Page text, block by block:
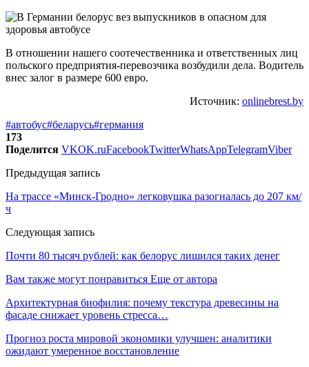
В отношении нашего соотечественника и ответственных лиц
польского предприятия-перевозчика возбудили дела. Водитель
внес залог в размере 600 евро.
Источник: onlinebrest.by
#автобус#беларусь#германия
173
Поделится VKOK.ruFacebookTwitterWhatsAppTelegramViber
Предыдущая запись
На трассе «Минск-Гродно» легковушка разогналась до 207 км/
ч
Следующая запись
Почти 80 тысяч рублей: как белорус лишился таких денег
Вам также могут понравиться Еще от автора
Архитектурная биофилия: почему текстура древесины на
фасаде снижает уровень стресса…
Прогноз роста мировой экономики улучшен: аналитики
ожидают умеренное восстановление